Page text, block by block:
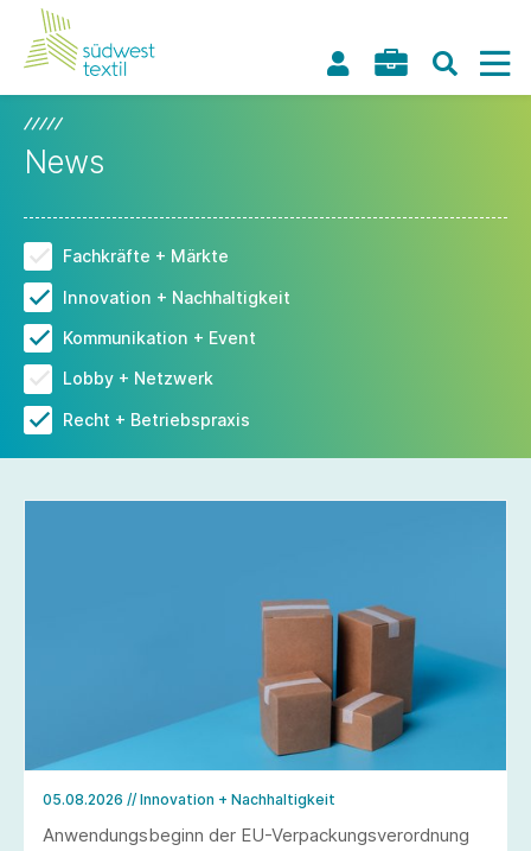
News
Fachkräfte + Märkte
Innovation + Nachhaltigkeit
Kommunikation + Event
Lobby + Netzwerk
Recht + Betriebspraxis
05.08.2026 // Innovation + Nachhaltigkeit
Anwendungsbeginn der EU-Verpackungsverordnung